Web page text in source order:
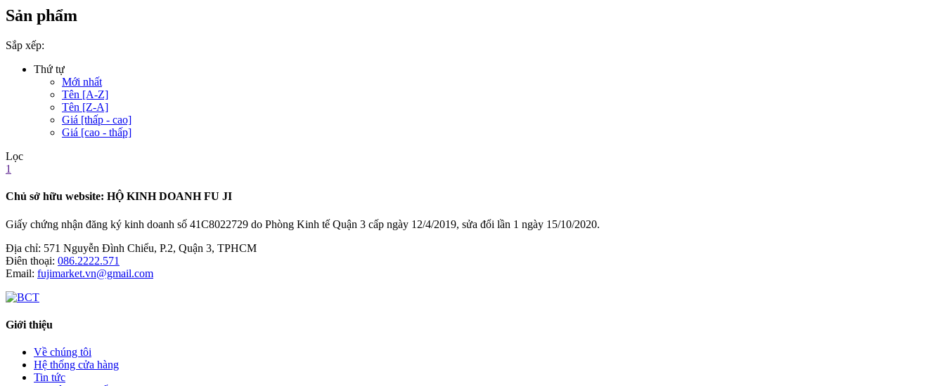
Sản phẩm
Sắp xếp:
Thứ tự
Mới nhất
Tên [A-Z]
Tên [Z-A]
Giá [thấp - cao]
Giá [cao - thấp]
Lọc
1
Chủ sở hữu website: HỘ KINH DOANH FU JI
Giấy chứng nhận đăng ký kinh doanh số 41C8022729 do Phòng Kinh tế Quận 3 cấp ngày 12/4/2019, sửa đổi lần 1 ngày 15/10/2020.
Địa chỉ: 571 Nguyễn Đình Chiểu, P.2, Quận 3, TPHCM
Điên thoại: 086.2222.571
Email: fujimarket.vn@gmail.com
Giới thiệu
Về chúng tôi
Hệ thống cửa hàng
Tin tức